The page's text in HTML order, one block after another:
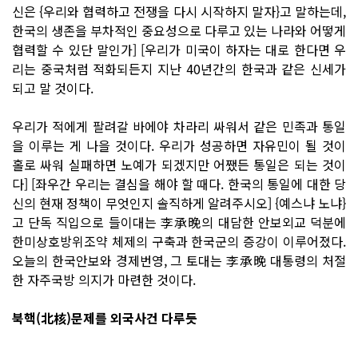
신은 {우리와 협력하고 전쟁을 다시 시작하지 말자}고 말하는데,
한국의 생존을 부차적인 중요성으로 다루고 있는 나라와 어떻게
협력할 수 있단 말인가] [우리가 미국이 하자는 대로 한다면 우
리는 중국처럼 적화되든지 지난 40년간의 한국과 같은 신세가
되고 말 것이다.
우리가 적에게 팔려갈 바에야 차라리 싸워서 같은 민족과 통일
을 이루는 게 나을 것이다. 우리가 성공하면 자유민이 될 것이
홀로 싸워 실패하면 노예가 되겠지만 어쨌든 통일은 되는 것이
다] [좌우간 우리는 결심을 해야 할 때다. 한국의 통일에 대한 당
신의 현재 정책이 무엇인지 솔직하게 알려주시오] {예스냐 노냐}
고 단독 직입으로 들이대는 李承晩의 대담한 안보외교 덕분에
한미상호방위조약 체제의 구축과 한국군의 증강이 이루어졌다.
오늘의 한국안보와 경제번영, 그 토대는 李承晩 대통령의 처절
한 자주국방 의지가 마련한 것이다.
북핵(北核)문제를 외국사건 다루듯